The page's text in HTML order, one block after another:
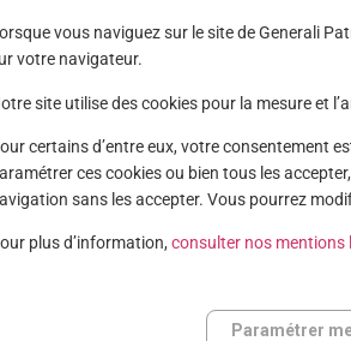
vous naviguez sur le site de Generali
votre navigateur.
site utilise des cookies pour la mesure et
certains d’entre eux, votre consentement
ces cookies ou bien tous les
sans les accepter. Vous pourrez
plus d’information, consulter nos mentions
Paramétrer